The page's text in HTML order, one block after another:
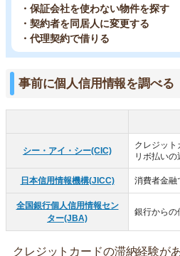
・保証会社を使わない物件を探す
・契約者を同居人に変更する
・代理契約で借りる
事前に個人信用情報を調べる
シー・アイ・シー(CIC)
クレジット
リボ払いの
日本信用情報機構(JICC) 消費者金融
全国銀行個人信用情報セン
ター(JBA)
銀行からの
クレジットカードの滞納経験が